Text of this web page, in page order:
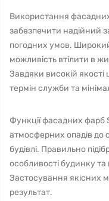
Використання
забезпечити надійний
погодних умов. Широкий
можливість втілити в
Завдяки високій
термін служби та
Функції фасадних фарб
атмосферних опадів до
будівлі. Правильно
особливості будинку та
Застосування якісних
результат.